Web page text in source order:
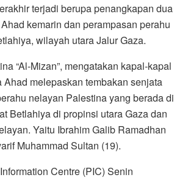
terjadi berupa penangkapan dua
kemarin dan perampasan perahu
wilayah utara Jalur Gaza.
“Al-Mizan”, mengatakan kapal-kapal
Ahad melepaskan tembakan senjata
nelayan Palestina yang berada di
Betlahiya di propinsi utara Gaza dan
Yaitu Ibrahim Galib Ramadhan
Muhammad Sultan (19).
Centre (PIC) Senin